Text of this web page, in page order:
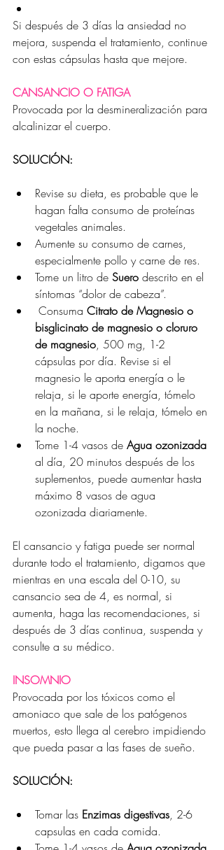
Si después de 3 días la ansiedad no
mejora, suspenda el tratamiento, continue
con estas cápsulas hasta que mejore.
CANSANCIO O FATIGA
Provocada por la desmineralización para
alcalinizar el cuerpo.
SOLUCIÓN:
Revise su dieta, es probable que le
hagan falta consumo de proteínas
vegetales animales.
Aumente su consumo de carnes,
especialmente pollo y carne de res.
Tome un litro de Suero descrito en el
síntomas “dolor de cabeza”.
Consuma Citrato de Magnesio o
bisglicinato de magnesio o cloruro
de magnesio, 500 mg, 1-2
cápsulas por día. Revise si el
magnesio le aporta energía o le
relaja, si le aporte energía, tómelo
en la mañana, si le relaja, tómelo en
la noche.
Tome 1-4 vasos de Agua ozonizada
al día, 20 minutos después de los
suplementos, puede aumentar hasta
máximo 8 vasos de agua
ozonizada diariamente.
El cansancio y fatiga puede ser normal
durante todo el tratamiento, digamos que
mientras en una escala del 0-10, su
cansancio sea de 4, es normal, si
aumenta, haga las recomendaciones, si
después de 3 días continua, suspenda y
consulte a su médico.
INSOMNIO
Provocada por los tóxicos como el
amoniaco que sale de los patógenos
muertos, esto llega al cerebro impidiendo
que pueda pasar a las fases de sueño.
SOLUCIÓN:
Tomar las Enzimas digestivas, 2-6
capsulas en cada comida.